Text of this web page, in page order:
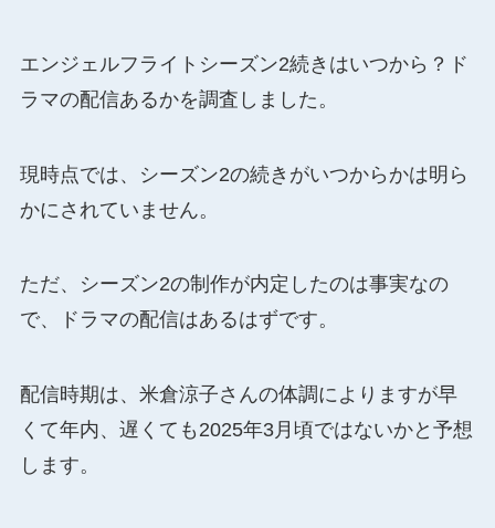
エンジェルフライトシーズン2続きはいつから？ド
ラマの配信あるかを調査しました。
現時点では、シーズン2の続きがいつからかは明ら
かにされていません。
ただ、シーズン2の制作が内定したのは事実なの
で、ドラマの配信はあるはずです。
配信時期は、米倉涼子さんの体調によりますが早
くて年内、遅くても2025年3月頃ではないかと予想
します。